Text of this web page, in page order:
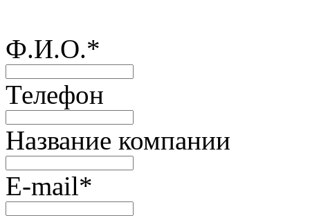
Ф.И.О.*
Телефон
Название компании
E-mail*